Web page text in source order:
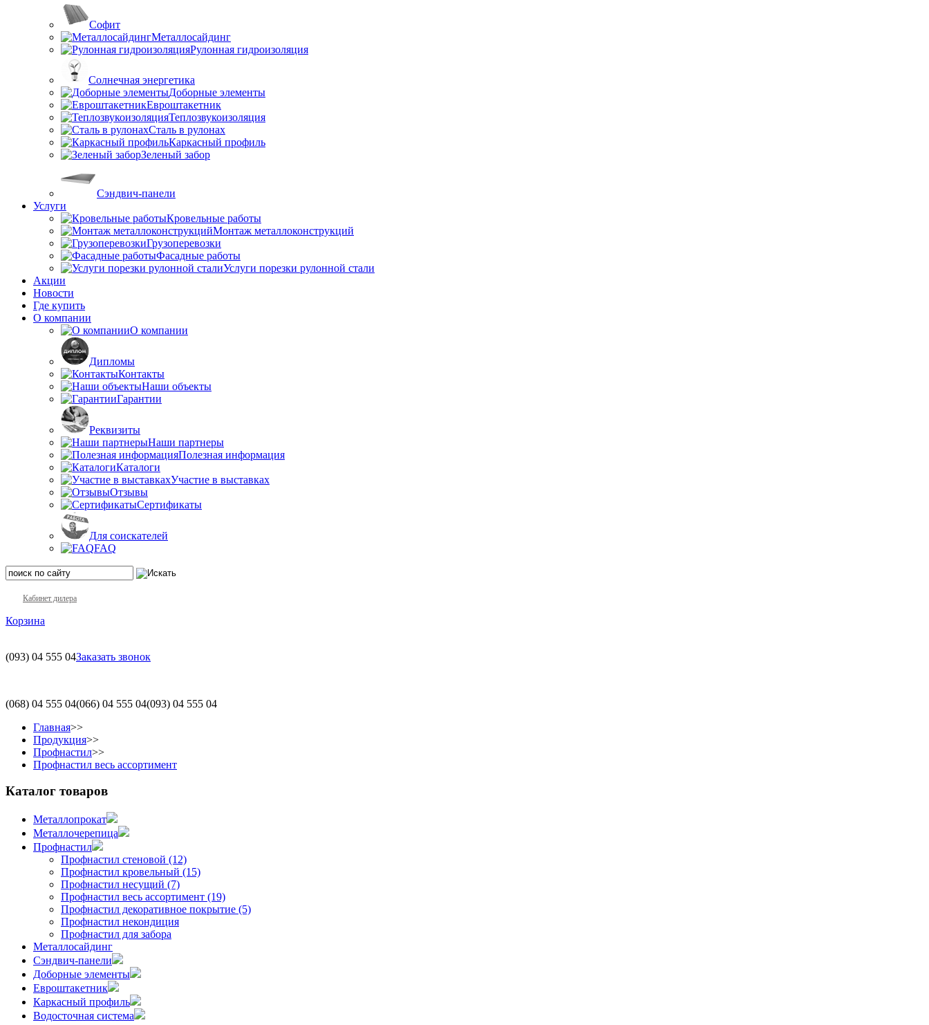
Софит
Металлосайдинг
Рулонная гидроизоляция
Солнечная энергетика
Доборные элементы
Евроштакетник
Теплозвукоизоляция
Сталь в рулонах
Каркасный профиль
Зеленый забор
Сэндвич-панели
Услуги
Кровельные работы
Монтаж металлоконструкций
Грузоперевозки
Фасадные работы
Услуги порезки рулонной стали
Акции
Новости
Где купить
О компании
О компании
Дипломы
Контакты
Наши объекты
Гарантии
Реквизиты
Наши партнеры
Полезная информация
Каталоги
Участие в выставках
Отзывы
Сертификаты
Для соискателей
FAQ
Кабинет дилера
Корзина
(093) 04 555 04Заказать звонок
(068) 04 555 04(066) 04 555 04(093) 04 555 04
Главная>>
Продукция>>
Профнастил>>
Профнастил весь ассортимент
Каталог товаров
Металлопрокат
Металлочерепица
Профнастил
Профнастил стеновой (12)
Профнастил кровельный (15)
Профнастил несущий (7)
Профнастил весь ассортимент (19)
Профнастил декоративное покрытие (5)
Профнастил некондиция
Профнастил для забора
Металлосайдинг
Сэндвич-панели
Доборные элементы
Евроштакетник
Каркасный профиль
Водосточная система